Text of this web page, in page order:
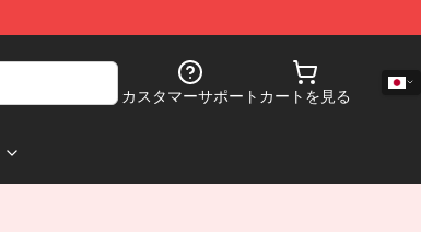
カスタマーサポート カートを見る